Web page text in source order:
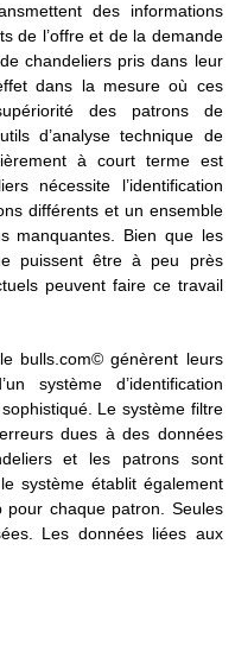
des informations
de l’offre et de la demande
chandeliers pris dans leur
dans la mesure où ces
des patrons de
d’analyse technique de
à court terme est
nécessite l’identification
différents et un ensemble
manquantes. Bien que les
puissent être à peu près
peuvent faire ce travail
bulls.com© génèrent leurs
système d’identification
Le système filtre
dues à des données
et les patrons sont
système établit également
chaque patron. Seules
Les données liées aux